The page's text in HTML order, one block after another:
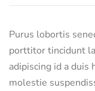
Purus lobortis
porttitor tincidunt
adipiscing id a duis
molestie